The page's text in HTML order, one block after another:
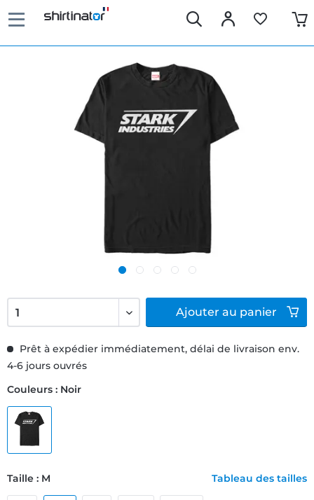
Prêt à expédier immédiatement, délai de livraison env.
4-6 jours ouvrés
Couleurs : Noir
Taille : M Tableau des tailles
Ajouter au panier